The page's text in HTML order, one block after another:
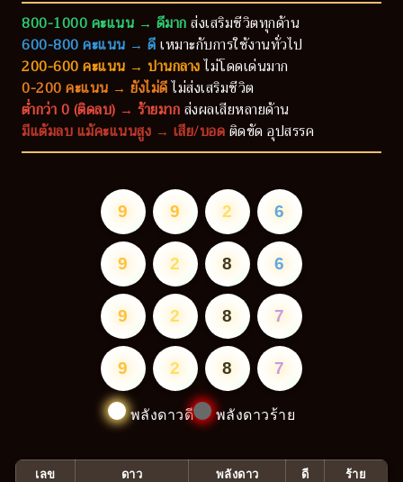
800-1000 คะแนน → ดีมากส่งเสริมชีวิตทุกด้าน
600-800 คะแนน → ดีเหมาะกับการใช้งานทั่วไป
200-600 คะแนน → ปานกลางไม่โดดเด่นมาก
0-200 คะแนน → ยังไม่ดีไม่ส่งเสริมชีวิต
ต่ำกว่า 0 (ติดลบ) → ร้ายมากส่งผลเสียหลายด้าน
มีแต้มลบ แม้คะแนนสูง → เสีย/บอดติดขัด อุปสรรค
9 9 2 6
9 2 8 6
9 2 8 7
9 2 8 7
พลังดาวดี พลังดาวร้าย
เลข ดาว พลังดาว ดี ร้าย